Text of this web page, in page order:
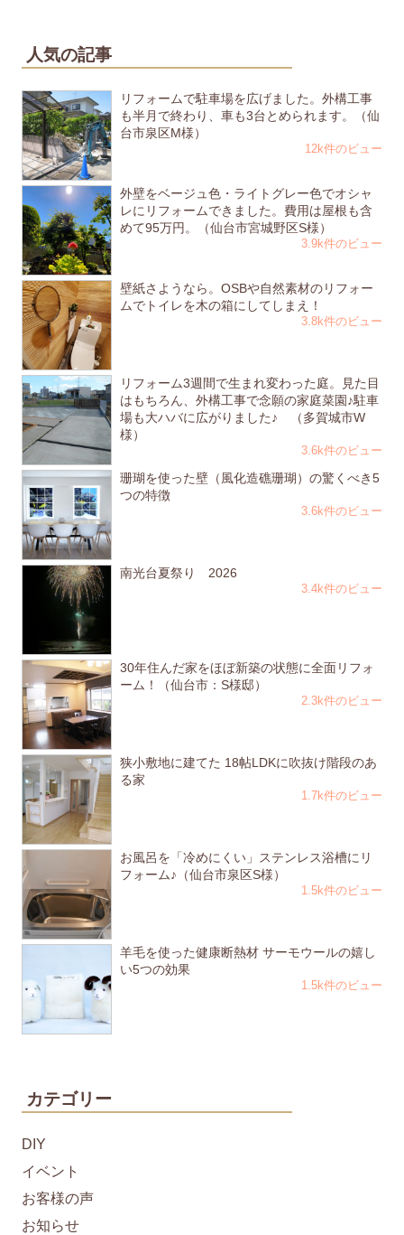
人気の記事
リフォームで駐車場を広げました。外構工事
も半月で終わり、車も3台とめられます。（仙
台市泉区M様）
12k件のビュー
外壁をベージュ色・ライトグレー色でオシャ
レにリフォームできました。費用は屋根も含
めて95万円。（仙台市宮城野区S様）
3.9k件のビュー
壁紙さようなら。OSBや自然素材のリフォー
ムでトイレを木の箱にしてしまえ！
3.8k件のビュー
リフォーム3週間で生まれ変わった庭。見た目
はもちろん、外構工事で念願の家庭菜園♪駐車
場も大ハバに広がりました♪ （多賀城市W
様）
3.6k件のビュー
珊瑚を使った壁（風化造礁珊瑚）の驚くべき5
つの特徴
3.6k件のビュー
南光台夏祭り 2026
3.4k件のビュー
30年住んだ家をほぼ新築の状態に全面リフォ
ーム！（仙台市：S様邸）
2.3k件のビュー
狭小敷地に建てた 18帖LDKに吹抜け階段のあ
る家
1.7k件のビュー
お風呂を「冷めにくい」ステンレス浴槽にリ
フォーム♪（仙台市泉区S様）
1.5k件のビュー
羊毛を使った健康断熱材 サーモウールの嬉し
い5つの効果
1.5k件のビュー
カテゴリー
DIY
イベント
お客様の声
お知らせ